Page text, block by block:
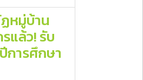
หมู่บ้าน
แล้ว! รับ
การศึกษา